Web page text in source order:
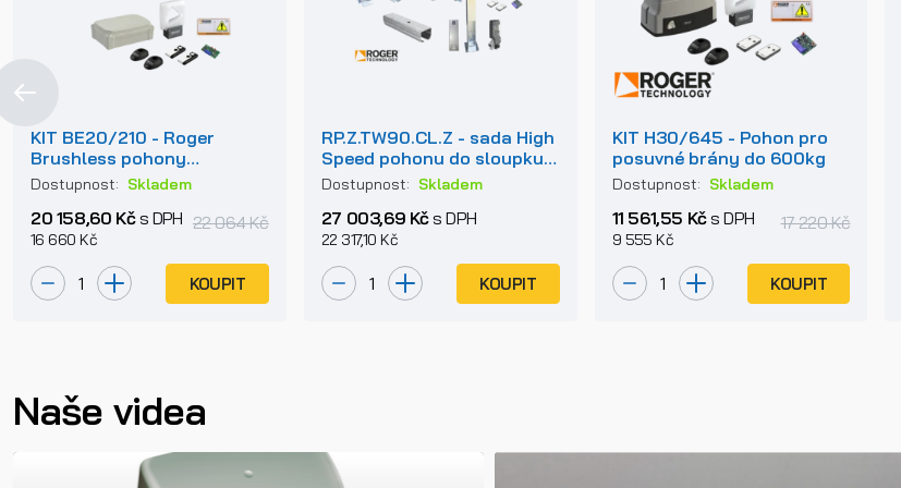
KIT BE20/210 - Roger
Brushless pohony
křídlových bran do 2,5m
jednoho křídla
Dostupnost: Skladem
20 158,60 Kčs DPH
16 660 Kč
22 064 Kč
KOUPIT
RP.Z.TW90.CL.Z - sada High
Speed pohonu do sloupku a
kování pro samonosnou
bránu
Dostupnost: Skladem
27 003,69 Kčs DPH
22 317,10 Kč
KOUPIT
KIT H30/645 - Pohon pro
posuvné brány do 600kg
Dostupnost: Skladem
11 561,55 Kčs DPH
9 555 Kč
17 220 Kč
KOUPIT
Naše videa